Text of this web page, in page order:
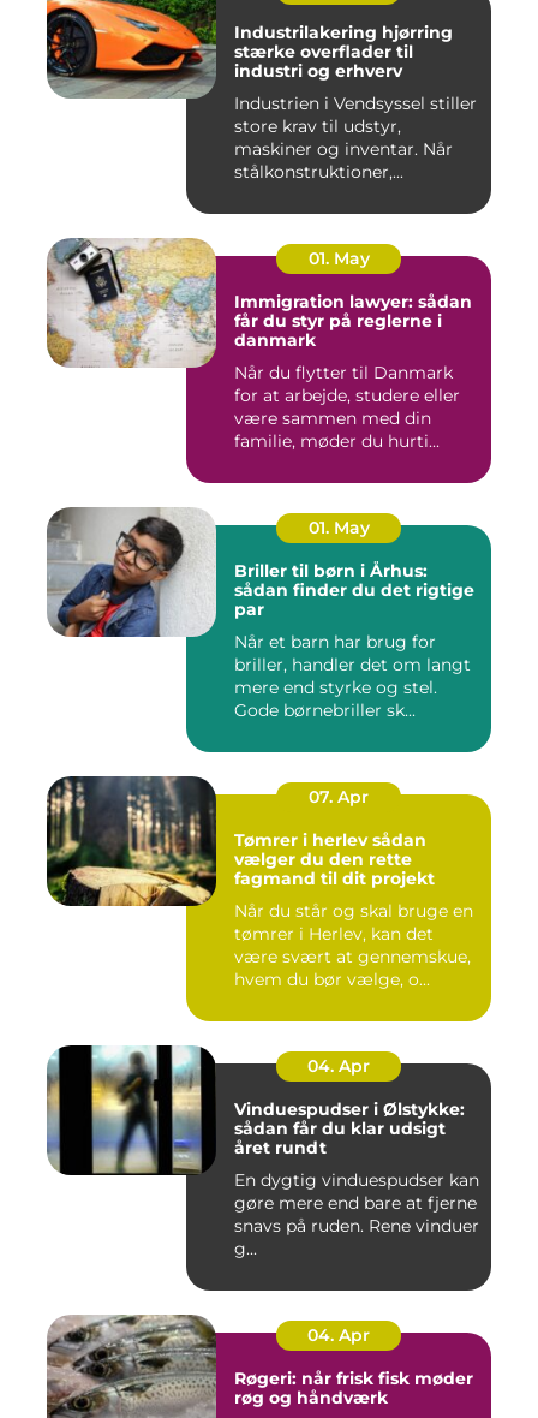
Industrilakering hjørring
stærke overflader til
industri og erhverv
Industrien i Vendsyssel stiller
store krav til udstyr,
maskiner og inventar. Når
stålkonstruktioner,...
01. May
Immigration lawyer: sådan
får du styr på reglerne i
danmark
Når du flytter til Danmark
for at arbejde, studere eller
være sammen med din
familie, møder du hurti...
01. May
Briller til børn i Århus:
sådan finder du det rigtige
par
Når et barn har brug for
briller, handler det om langt
mere end styrke og stel.
Gode børnebriller sk...
07. Apr
Tømrer i herlev sådan
vælger du den rette
fagmand til dit projekt
Når du står og skal bruge en
tømrer i Herlev, kan det
være svært at gennemskue,
hvem du bør vælge, o...
04. Apr
Vinduespudser i Ølstykke:
sådan får du klar udsigt
året rundt
En dygtig vinduespudser kan
gøre mere end bare at fjerne
snavs på ruden. Rene vinduer
g...
04. Apr
Røgeri: når frisk fisk møder
røg og håndværk